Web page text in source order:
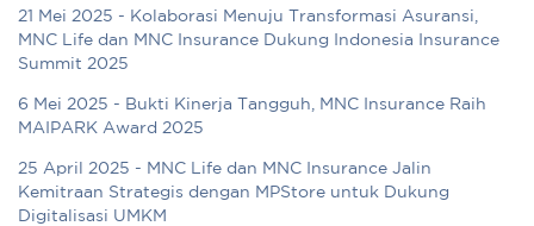
21 Mei 2025 - Kolaborasi Menuju Transformasi Asuransi,
MNC Life dan MNC Insurance Dukung Indonesia Insurance
Summit 2025
6 Mei 2025 - Bukti Kinerja Tangguh, MNC Insurance Raih
MAIPARK Award 2025
25 April 2025 - MNC Life dan MNC Insurance Jalin
Kemitraan Strategis dengan MPStore untuk Dukung
Digitalisasi UMKM